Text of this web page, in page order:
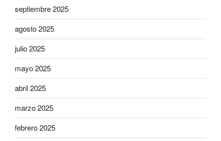
septiembre 2025
agosto 2025
julio 2025
mayo 2025
abril 2025
marzo 2025
febrero 2025